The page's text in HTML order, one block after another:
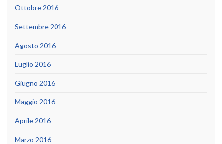
Ottobre 2016
Settembre 2016
Agosto 2016
Luglio 2016
Giugno 2016
Maggio 2016
Aprile 2016
Marzo 2016